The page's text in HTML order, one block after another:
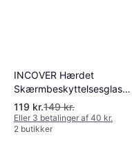
INCOVER Hærdet
Skærmbeskyttelsesglas
Lenovo Tab M8 4 Gen 9H
119 kr.149 kr.
Eller 3 betalinger af 40 kr.
2 butikker